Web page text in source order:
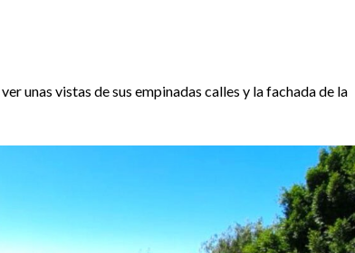
unas vistas de sus empinadas calles y la fachada de la